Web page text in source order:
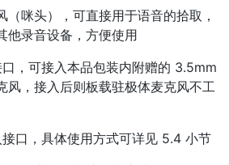
（咪头），可直接用于语音的拾取，
他录音设备，方便使用
，可接入本品包装内附赠的 3.5mm
风，接入后则板载驻极体麦克风不工
口，具体使用方式可详见 5.4 小节